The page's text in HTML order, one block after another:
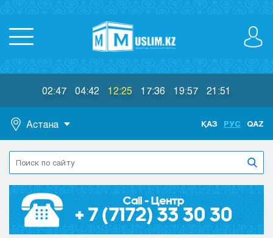
02:47 04:42 12:25 17:36 19:57 21:51
Астана
Астана
Алматы
Актобе
Атырау
Жезказган
ҚАЗ РУС QAZ